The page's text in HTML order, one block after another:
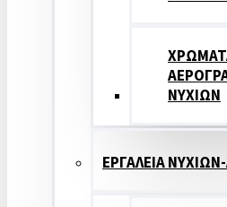
ΝΥΧΙΩΝ
ΕΡΓΑΛΕΙΑ